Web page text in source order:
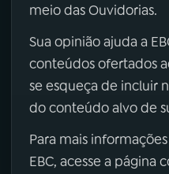
meio das Ouvidorias.
Sua opinião ajuda a
conteúdos ofertados
se esqueça de incluir
do conteúdo alvo de
Para mais
EBC, acesse a página